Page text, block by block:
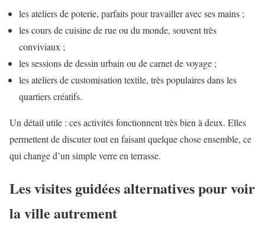
les ateliers de poterie, parfaits pour travailler avec ses mains ;
les cours de cuisine de rue ou du monde, souvent très
conviviaux ;
les sessions de dessin urbain ou de carnet de voyage ;
les ateliers de customisation textile, très populaires dans les
quartiers créatifs.
Un détail utile : ces activités fonctionnent très bien à deux. Elles
permettent de discuter tout en faisant quelque chose ensemble, ce
qui change d’un simple verre en terrasse.
Les visites guidées alternatives pour voir
la ville autrement